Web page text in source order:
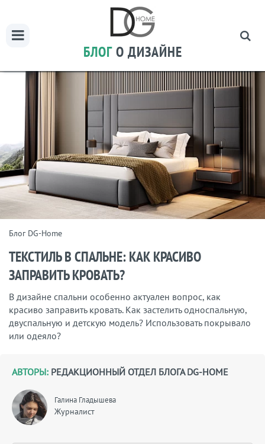
БЛОГ О ДИЗАЙНЕ
Блог DG-Home
ТЕКСТИЛЬ В СПАЛЬНЕ: КАК КРАСИВО
ЗАПРАВИТЬ КРОВАТЬ?
В дизайне спальни особенно актуален вопрос, как
красиво заправить кровать. Как застелить односпальную,
двуспальную и детскую модель? Использовать покрывало
или одеяло?
АВТОРЫ: РЕДАКЦИОННЫЙ ОТДЕЛ БЛОГА DG-HOME
Галина Гладышева
Журналист